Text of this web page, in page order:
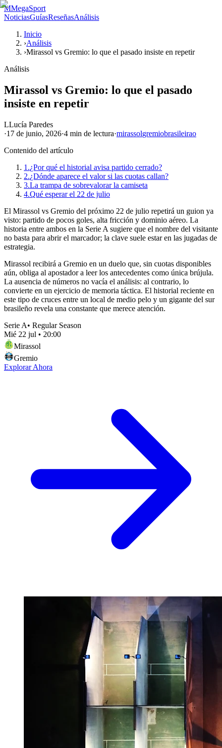
MMegaSport
NoticiasGuíasReseñasAnálisis
Inicio
›Análisis
›Mirassol vs Gremio: lo que el pasado insiste en repetir
Análisis
Mirassol vs Gremio: lo que el pasado
insiste en repetir
LLucía Paredes
·17 de junio, 2026·4 min de lectura·mirassolgremiobrasileirao
Contenido del artículo
1.¿Por qué el historial avisa partido cerrado?
2.¿Dónde aparece el valor si las cuotas callan?
3.La trampa de sobrevalorar la camiseta
4.Qué esperar el 22 de julio
El Mirassol vs Gremio del próximo 22 de julio repetirá un guion ya
visto: partido de pocos goles, alta fricción y dominio aéreo. La
historia entre ambos en la Serie A sugiere que el nombre del visitante
no basta para abrir el marcador; la clave suele estar en las jugadas de
estrategia.
Mirassol recibirá a Gremio en un duelo que, sin cuotas disponibles
aún, obliga al apostador a leer los antecedentes como única brújula.
La ausencia de números no vacía el análisis: al contrario, lo
convierte en un ejercicio de memoria táctica. El historial reciente en
este tipo de cruces entre un local de medio pelo y un gigante del sur
brasileño revela una constante que merece atención.
Serie A• Regular Season
Mié 22 jul • 20:00
Mirassol
Gremio
Explorar Ahora